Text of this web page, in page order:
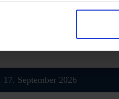
17. September 2026